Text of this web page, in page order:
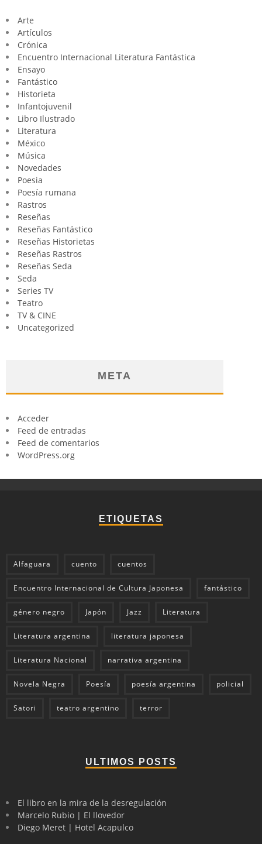
Arte
Artículos
Crónica
Encuentro Internacional Literatura Fantástica
Ensayo
Fantástico
Historieta
Infantojuvenil
Libro Ilustrado
Literatura
México
Música
Novedades
Poesia
Poesía rumana
Rastros
Reseñas
Reseñas Fantástico
Reseñas Historietas
Reseñas Rastros
Reseñas Seda
Seda
Series TV
Teatro
TV & CINE
Uncategorized
META
Acceder
Feed de entradas
Feed de comentarios
WordPress.org
ETIQUETAS
Alfaguara cuento cuentos
Encuentro Internacional de Cultura Japonesa fantástico
género negro Japón Jazz Literatura
Literatura argentina literatura japonesa
Literatura Nacional narrativa argentina
Novela Negra Poesía poesía argentina policial
Satori teatro argentino terror
ULTIMOS POSTS
El libro en la mira de la desregulación
Marcelo Rubio | El llovedor
Diego Meret | Hotel Acapulco